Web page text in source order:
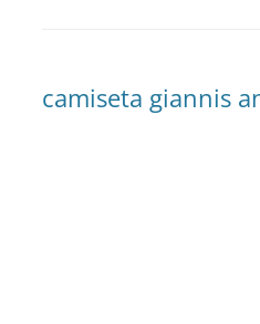
camiseta giannis